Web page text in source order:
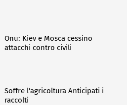
Onu: Kiev e Mosca cessino
attacchi contro civili
Soffre l'agricoltura Anticipati i
raccolti